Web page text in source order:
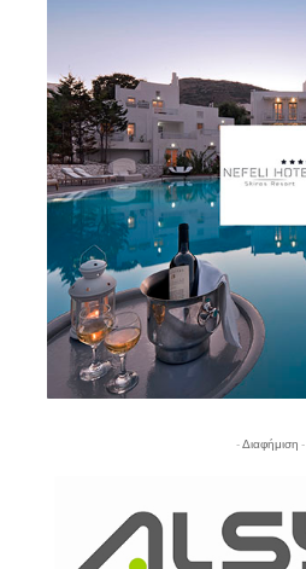
- Διαφήμιση -